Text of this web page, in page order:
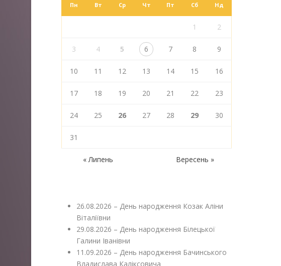
Пн Вт Ср Чт Пт Сб Нд
1 2
3 4 5 6 7 8 9
10 11 12 13 14 15 16
17 18 19 20 21 22 23
24 25 26 27 28 29 30
31
« Липень Вересень »
26.08.2026 – День народження Козак Аліни
Віталіївни
29.08.2026 – День народження Білецької
Галини Іванівни
11.09.2026 – День народження Бачинського
Владислава Каліксовича